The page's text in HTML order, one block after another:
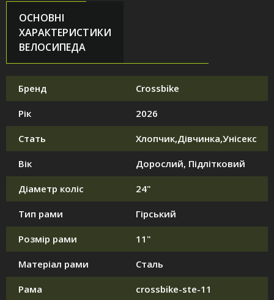
ОСНОВНІ
ХАРАКТЕРИСТИКИ
ВЕЛОСИПЕДА
Бренд Crossbike
Рік 2026
Стать Хлопчик,Дівчинка,Унісекс
Вік Дорослий, Підлітковий
Діаметр коліс 24"
Тип рами Гірський
Розмір рами 11"
Матеріал рами Сталь
Рама crossbike-ste-11